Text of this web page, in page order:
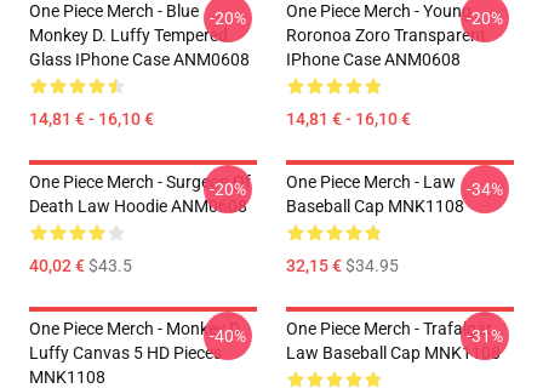
One Piece Merch - Blue
Monkey D. Luffy Tempered
Glass IPhone Case ANM0608
14,81 € - 16,10 €
-20%
One Piece Merch - Young
Roronoa Zoro Transparent
IPhone Case ANM0608
14,81 € - 16,10 €
-20%
One Piece Merch - Surgeon Of
Death Law Hoodie ANM0608
40,02 €$43.5
-20%
One Piece Merch - Law
Baseball Cap MNK1108
32,15 €$34.95
-34%
One Piece Merch - Monkey D.
Luffy Canvas 5 HD Pieces
MNK1108
-40%
One Piece Merch - Trafalgar
Law Baseball Cap MNK1108
-31%